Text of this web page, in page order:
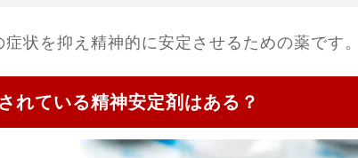
症状を抑え精神的に安定させるための薬です
れている精神安定剤はある？